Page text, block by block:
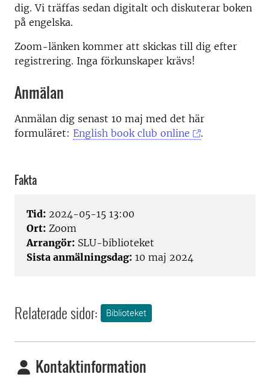
dig. Vi träffas sedan digitalt och diskuterar boken
på engelska.
Zoom-länken kommer att skickas till dig efter
registrering. Inga förkunskaper krävs!
Anmälan
Anmälan dig senast 10 maj med det här
formuläret: English book club online .
Fakta
Tid: 2024-05-15 13:00
Ort: Zoom
Arrangör: SLU-biblioteket
Sista anmälningsdag: 10 maj 2024
Relaterade sidor: Biblioteket
Kontaktinformation